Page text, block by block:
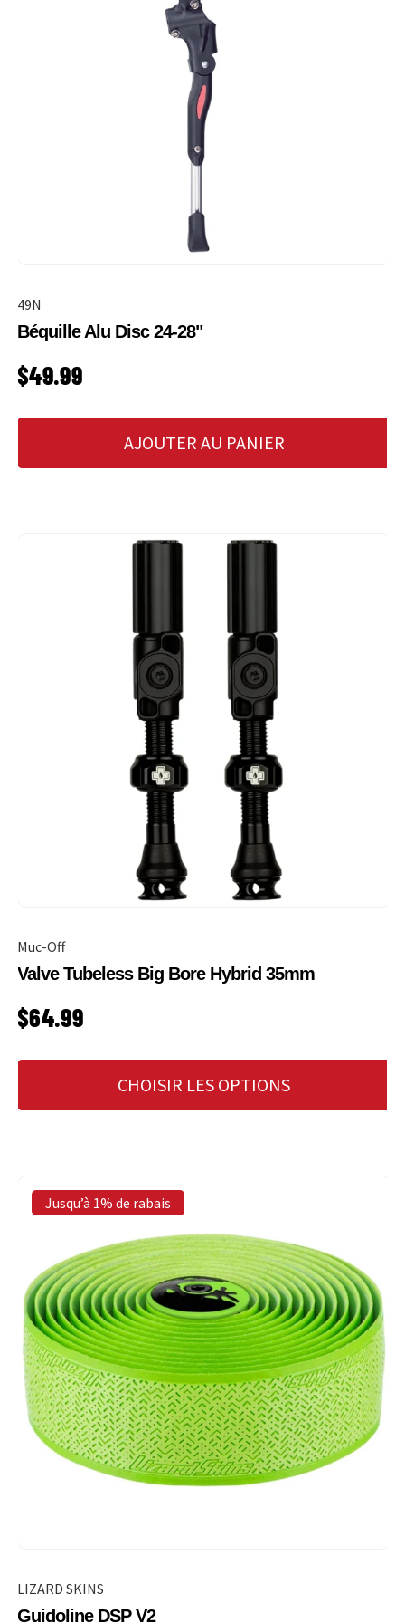
49N
Béquille Alu Disc 24-28"
PRIX HABITUEL
$49.99
AJOUTER AU PANIER
Muc-Off
Valve Tubeless Big Bore Hybrid 35mm
PRIX HABITUEL
$64.99
CHOISIR LES OPTIONS
Jusqu’à 1% de rabais
LIZARD SKINS
Guidoline DSP V2